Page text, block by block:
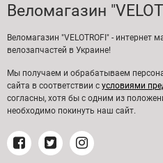
Веломагазин
Веломагазин "VELOTROFI" - интернет
велозапчастей в Украине!
Мы получаем и обрабатываем
сайта в соответствии с условиями
согласны, хотя бы с одним из
необходимо покинуть наш сайт.